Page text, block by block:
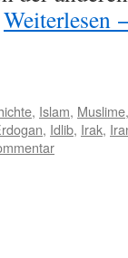
Weiterlesen
, Islam, Muslime
, Idlib, Irak,